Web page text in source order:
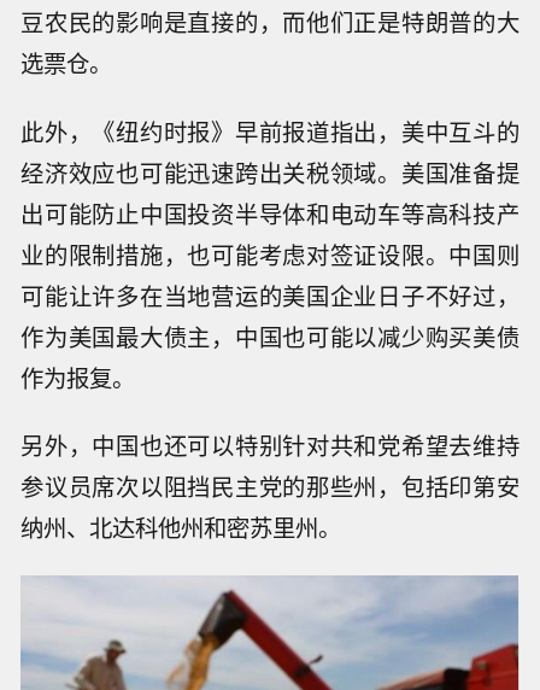
豆农民的影响是直接的，而他们正是特朗普的大
选票仓。
此外，《纽约时报》早前报道指出，美中互斗的
经济效应也可能迅速跨出关税领域。美国准备提
出可能防止中国投资半导体和电动车等高科技产
业的限制措施，也可能考虑对签证设限。中国则
可能让许多在当地营运的美国企业日子不好过，
作为美国最大债主，中国也可能以减少购买美债
作为报复。
另外，中国也还可以特别针对共和党希望去维持
参议员席次以阻挡民主党的那些州，包括印第安
纳州、北达科他州和密苏里州。